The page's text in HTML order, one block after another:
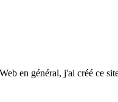
en général, j'ai créé ce